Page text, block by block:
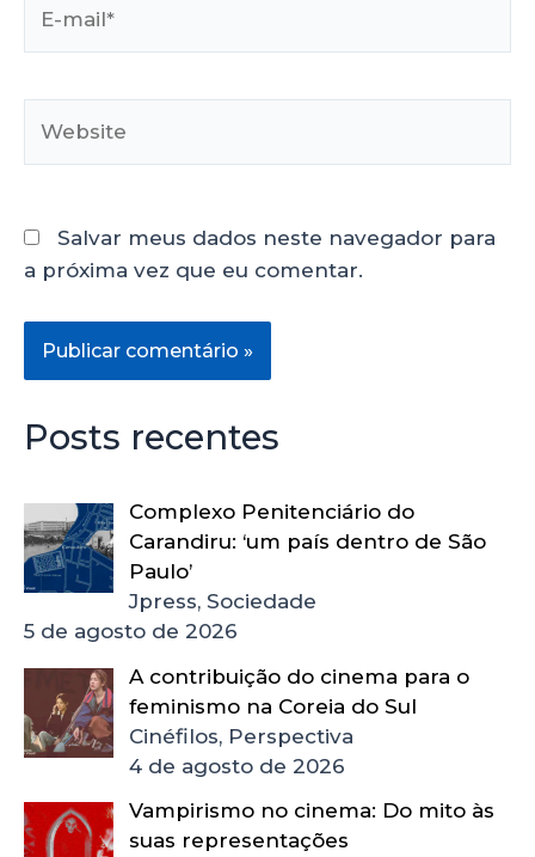
Salvar meus dados neste navegador para
a próxima vez que eu comentar.
Posts recentes
Complexo Penitenciário do
Carandiru: ‘um país dentro de São
Paulo’
Jpress, Sociedade
5 de agosto de 2026
A contribuição do cinema para o
feminismo na Coreia do Sul
Cinéfilos, Perspectiva
4 de agosto de 2026
Vampirismo no cinema: Do mito às
suas representações